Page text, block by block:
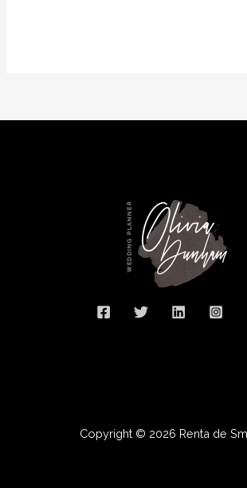
Copyright © 2026 Renta de